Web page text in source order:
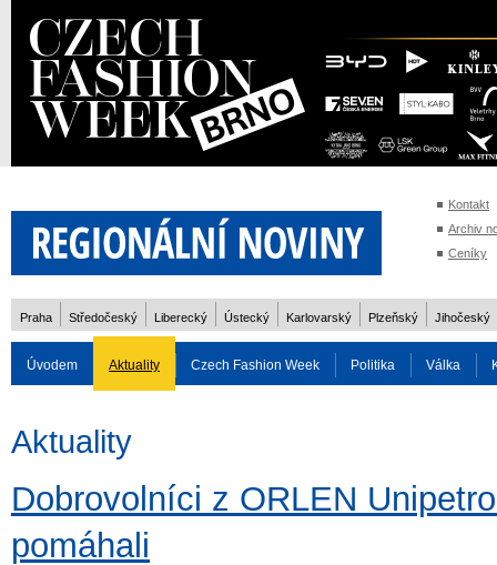
Kontakt
Archiv
Ceníky
Praha Středočeský Liberecký Ústecký Karlovarský Plzeňský Jihočeský
Úvodem Aktuality Czech Fashion Week Politika Válka
Aktuality
Dobrovolníci z ORLEN
pomáhali